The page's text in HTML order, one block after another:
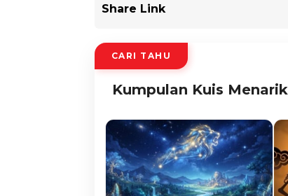
Share Link
CARI TAHU
Kumpulan Kuis Menarik